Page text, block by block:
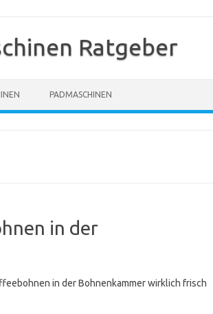
Ratgeber
PADMASCHINEN
in der
in der Bohnenkammer wirklich frisch